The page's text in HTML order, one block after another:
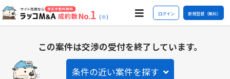
(※) ログイン 新規登録（無料）
この案件は交渉の受付を終了しています。
条件の近い案件を探す